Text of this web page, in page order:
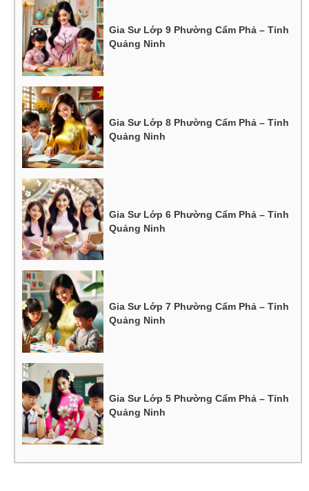
Gia Sư Lớp 9 Phường Cẩm Phả – Tỉnh
Quảng Ninh
Gia Sư Lớp 8 Phường Cẩm Phả – Tỉnh
Quảng Ninh
Gia Sư Lớp 6 Phường Cẩm Phả – Tỉnh
Quảng Ninh
Gia Sư Lớp 7 Phường Cẩm Phả – Tỉnh
Quảng Ninh
Gia Sư Lớp 5 Phường Cẩm Phả – Tỉnh
Quảng Ninh